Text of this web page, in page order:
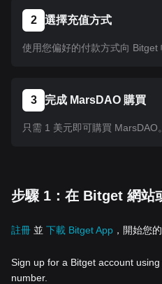
2 選擇充值方式
使用您偏好的付款方式向 Bitget
3 完成 MarsDAO 購買
只需 1 美元即可購買 MarsDAO。
步驟 1：在 Bitget 網站
註冊 並 下載 Bitget App ，開始您
Sign up for a Bitget account
number.